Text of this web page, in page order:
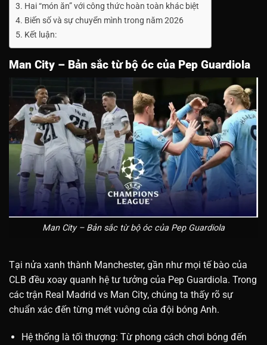
Hai “món ăn” với công thức hoàn toàn khác biệt
Biến số và sự chuyển mình trong năm 2026
Kết luận:
Man City – Bản sắc từ bộ óc của Pep Guardiola
Man City – Bản sắc từ bộ óc của Pep Guardiola
Tại nửa xanh thành Manchester, gần như mọi tế bào của
CLB đều xoay quanh hệ tư tưởng của Pep Guardiola. Trong
các trận Real Madrid vs Man City, chúng ta thấy rõ sự
chuẩn xác đến từng mét vuông của đội bóng Anh.
Hệ thống là tối thượng: Từ phong cách chơi bóng đến